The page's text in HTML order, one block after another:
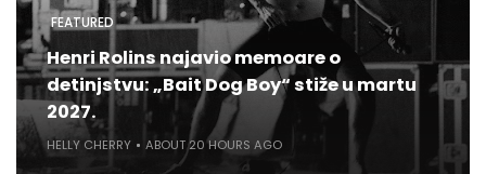
FEATURED
Henri Rolins najavio memoare o
detinjstvu: „Bait Dog Boy“ stiže u martu
2027.
HELLY CHERRY ABOUT 20 HOURS AGO